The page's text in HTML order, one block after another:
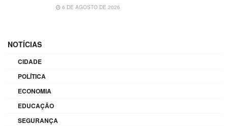
6 DE AGOSTO DE 2026
NOTÍCIAS
CIDADE
POLÍTICA
ECONOMIA
EDUCAÇÃO
SEGURANÇA